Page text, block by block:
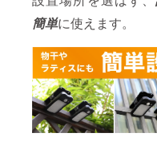
簡単に使えます。